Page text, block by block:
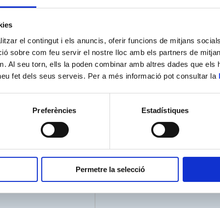
el contingut i els anuncis, oferir funcions de mitjans
sobre com feu servir el nostre lloc amb els partners de
Al seu torn, ells la poden combinar amb altres dades que els
fet dels seus serveis. Per a més informació pot consultar la
Preferències Estadístiques
Permetre la selecció
móvil